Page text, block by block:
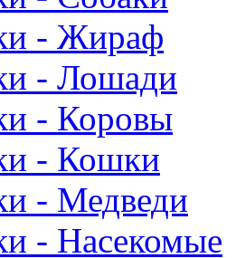
- Жираф
- Лошади
- Коровы
- Кошки
- Медведи
- Насекомые